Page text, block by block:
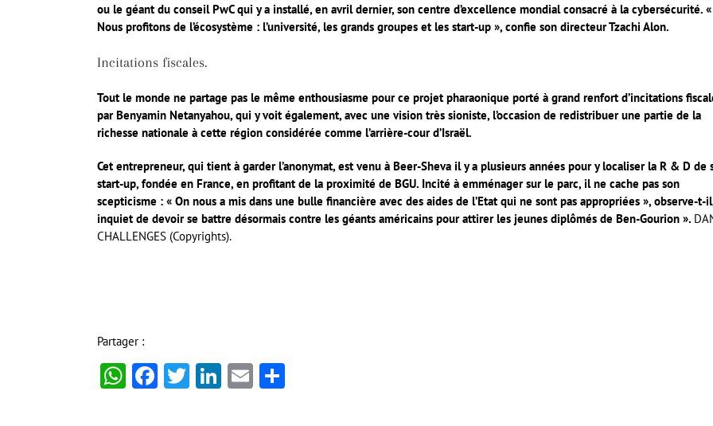
ou le géant du conseil PwC qui y a installé, en avril dernier, son centre d’excellence mondial consacré à la cybersécurité. «
Nous profitons de l’écosystème : l’université, les grands groupes et les start-up », confie son directeur Tzachi Alon.
Incitations fiscales.
Tout le monde ne partage pas le même enthousiasme pour ce projet pharaonique porté à grand renfort d’incitations
par Benyamin Netanyahou, qui y voit également, avec une vision très sioniste, l’occasion de redistribuer une partie de la
richesse nationale à cette région considérée comme l’arrière-cour d’Israël.
Cet entrepreneur, qui tient à garder l’anonymat, est venu à Beer-Sheva il y a plusieurs années pour y localiser la R & D de
start-up, fondée en France, en profitant de la proximité de BGU. Incité à emménager sur le parc, il ne cache pas son
scepticisme : « On nous a mis dans une bulle financière avec des aides de l’Etat qui ne sont pas appropriées », observe-t-
inquiet de devoir se battre désormais contre les géants américains pour attirer les jeunes diplômés de Ben-Gourion ».
CHALLENGES (Copyrights).
Partager :
WhatsApp
Facebook
Twitter
LinkedIn
Email